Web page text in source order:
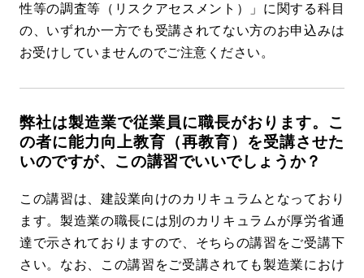
性等の調査等（リスクアセスメント）」に関する科目
の、いずれか一方でも受講されてない方のお申込みは
お受けしていませんのでご注意ください。
弊社は製造業で従業員に職長がおります。こ
の者に能力向上教育（再教育）を受講させた
いのですが、この講習でいいでしょうか？
この講習は、建設業向けのカリキュラムとなっており
ます。製造業の職長には別のカリキュラムが厚労省通
達で示されておりますので、そちらの講習をご受講下
さい。なお、この講習をご受講されても製造業におけ